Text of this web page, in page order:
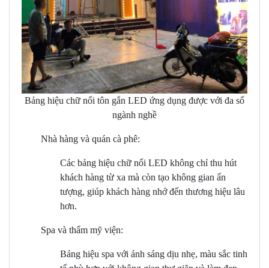
Bảng hiệu chữ nổi tôn gắn LED ứng dụng được với đa số
ngành nghề
Nhà hàng và quán cà phê:
Các bảng hiệu chữ nổi LED không chỉ thu hút
khách hàng từ xa mà còn tạo không gian ấn
tượng, giúp khách hàng nhớ đến thương hiệu lâu
hơn.
Spa và thẩm mỹ viện:
Bảng hiệu spa với ánh sáng dịu nhẹ, màu sắc tinh